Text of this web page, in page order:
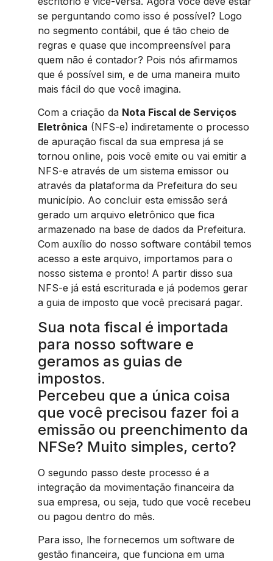
se perguntando como isso é possível? Logo
no segmento contábil, que é tão cheio de
regras e quase que incompreensível para
quem não é contador? Pois nós afirmamos
que é possível sim, e de uma maneira muito
mais fácil do que você imagina.
Com a criação da Nota Fiscal de Serviços
Eletrônica (NFS-e) indiretamente o processo
de apuração fiscal da sua empresa já se
tornou online, pois você emite ou vai emitir a
NFS-e através de um sistema emissor ou
através da plataforma da Prefeitura do seu
município. Ao concluir esta emissão será
gerado um arquivo eletrônico que fica
armazenado na base de dados da Prefeitura.
Com auxílio do nosso software contábil temos
acesso a este arquivo, importamos para o
nosso sistema e pronto! A partir disso sua
NFS-e já está escriturada e já podemos gerar
a guia de imposto que você precisará pagar.
Sua nota fiscal é importada
para nosso software e
geramos as guias de
impostos.
Percebeu que a única coisa
que você precisou fazer foi a
emissão ou preenchimento da
NFSe? Muito simples, certo?
O segundo passo deste processo é a
integração da movimentação financeira da
sua empresa, ou seja, tudo que você recebeu
ou pagou dentro do mês.
Para isso, lhe fornecemos um software de
gestão financeira, que funciona em uma